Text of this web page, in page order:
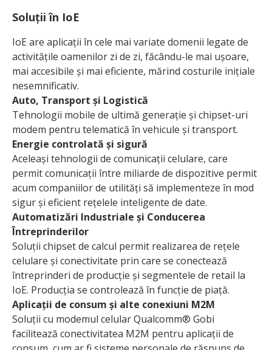
Soluții în IoE
IoE are aplicații în cele mai variate domenii legate de
activitățile oamenilor zi de zi, făcându-le mai ușoare,
mai accesibile și mai eficiente, mărind costurile inițiale
nesemnificativ.
Auto, Transport și Logistică
Tehnologii mobile de ultimă generație și chipset-uri
modem pentru telematică în vehicule și transport.
Energie controlată și sigură
Aceleași tehnologii de comunicații celulare, care
permit comunicații între miliarde de dispozitive permit
acum companiilor de utilități să implementeze în mod
sigur și eficient rețelele inteligente de date.
Automatizări Industriale și Conducerea
Întreprinderilor
Soluții chipset de calcul permit realizarea de rețele
celulare și conectivitate prin care se conectează
întreprinderi de producție și segmentele de retail la
IoE. Producția se controlează în funcție de piață.
Aplicații de consum și alte conexiuni M2M
Soluții cu modemul celular Qualcomm® Gobi
facilitează conectivitatea M2M pentru aplicații de